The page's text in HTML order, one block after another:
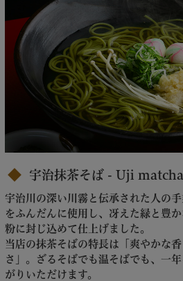
宇治抹茶そば - Uji
宇治川の深い川霧と伝承された人の
をふんだんに使用し、冴えた緑と豊
粉に封じ込めて仕上げました。
当店の抹茶そばの特長は「爽やかな
さ」。ざるそばでも温そばでも、一
がりいただけます。